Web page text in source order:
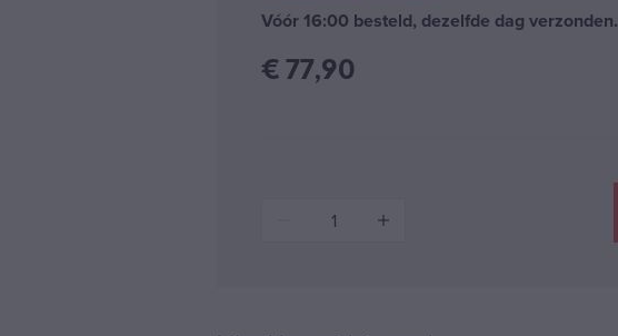
Vóór 16:00 besteld, dezelfde dag verzonden.
€ 77,90
1